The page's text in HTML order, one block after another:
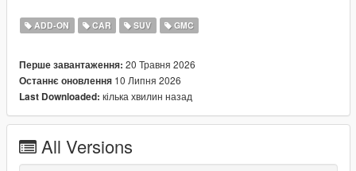
XML file
dlcpacks:\evc23yuk\Item>
3：
dlc_evc23yuk:/
Save and replace.
ADD-ON CAR SUV GMC
Перше завантаження: 20 Травня 2026
Останнє оновлення 10 Липня 2026
Last Downloaded: кілька хвилин назад
All Versions